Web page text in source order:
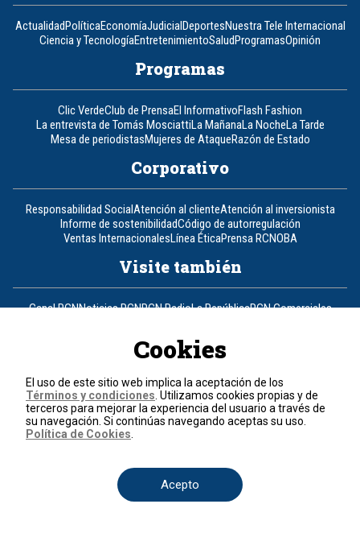
ActualidadPolíticaEconomíaJudicialDeportesNuestra Tele Internacional
Ciencia y TecnologíaEntretenimientoSaludProgramasOpinión
Programas
Clic VerdeClub de PrensaEl InformativoFlash Fashion
La entrevista de Tomás MosciattiLa MañanaLa NocheLa Tarde
Mesa de periodistasMujeres de AtaqueRazón de Estado
Corporativo
Responsabilidad SocialAtención al clienteAtención al inversionista
Informe de sostenibilidadCódigo de autorregulación
Ventas InternacionalesLínea ÉticaPrensa RCNOBA
Visite también
Canal RCNNoticias RCNRCN RadioLa RepúblicaRCN Comerciales
Un producto de RCN Televisión
Contáctenos
Teléfono+57 (601) 426 92 92
Términos y condiciones
© 2026, RCN Medios.
Cookies
El uso de este sitio web implica la aceptación de los
Términos y condiciones . Utilizamos cookies propias y de
terceros para mejorar la experiencia del usuario a través de
su navegación. Si continúas navegando aceptas su uso.
Política de Cookies
Acepto